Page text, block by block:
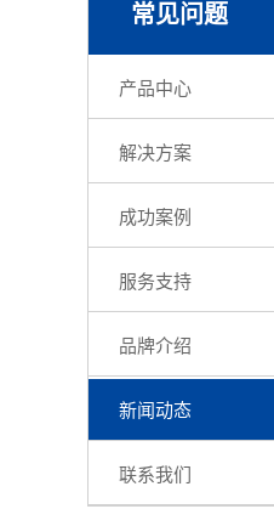
常见问题
产品中心
解决方案
成功案例
服务支持
品牌介绍
新闻动态
联系我们